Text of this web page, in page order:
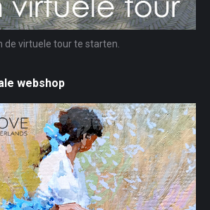
de virtuele tour te starten.
webshop